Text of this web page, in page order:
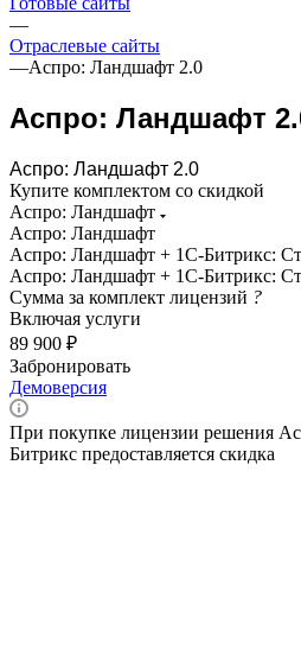
—
Отраслевые сайты
—Аспро: Ландшафт 2.0
Аспро: Ландшафт
Аспро: Ландшафт 2.0
Купите комплектом со скидкой
Аспро: Ландшафт
Аспро: Ландшафт
Аспро: Ландшафт + 1С-Битрикс:
Аспро: Ландшафт + 1С-Битрикс:
Сумма за комплект лицензий ?
Включая услуги
89 900 ₽
Забронировать
Демоверсия
При покупке лицензии решения
Битрикс предоставляется скидка